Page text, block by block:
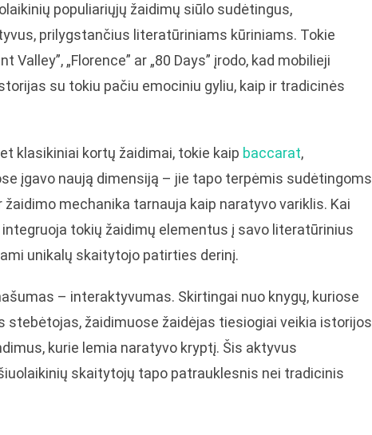
populiariųjų žaidimų siūlo sudėtingus,
prilygstančius literatūriniams kūriniams. Tokie
Valley”, „Florence” ar „80 Days” įrodo, kad mobilieji
su tokiu pačiu emociniu gyliu, kaip ir tradicinės
klasikiniai kortų žaidimai, tokie kaip baccarat,
įgavo naują dimensiją – jie tapo terpėmis sudėtingoms
mechanika tarnauja kaip naratyvo variklis. Kai
tokių žaidimų elementus į savo literatūrinius
unikalų skaitytojo patirties derinį.
– interaktyvumas. Skirtingai nuo knygų, kuriose
stebėtojas, žaidimuose žaidėjas tiesiogiai veikia istorijos
kurie lemia naratyvo kryptį. Šis aktyvus
skaitytojų tapo patrauklesnis nei tradicinis